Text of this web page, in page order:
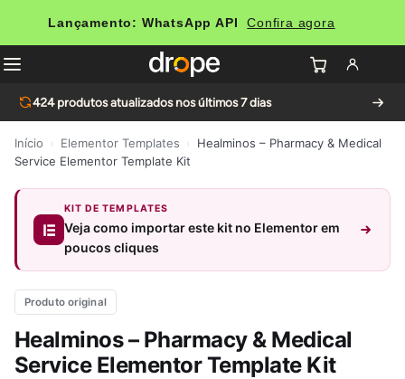
Lançamento: WhatsApp API Confira agora
424produtos atualizados nos últimos 7 dias
Início Elementor Templates
Healminos – Pharmacy & Medical
Service Elementor Template Kit
KIT DE TEMPLATES
Veja como importar este kit no Elementor em
poucos cliques
Produto original
Healminos – Pharmacy & Medical
Service Elementor Template Kit